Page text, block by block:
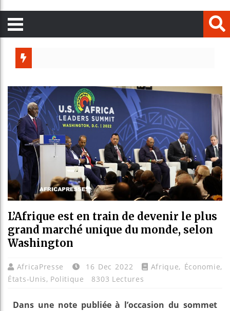
Bénin :
L’Afrique est en train de devenir le plus
grand marché unique du monde, selon
Washington
AfricaPresse 16 Dec 2022 Afrique, Économie,
États-Unis, Politique 8303 Lectures
Dans une note publiée à l’occasion du sommet